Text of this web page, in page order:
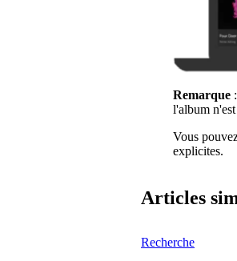
Remarque
l'album
Vous
explicites.
Articles
Recherche